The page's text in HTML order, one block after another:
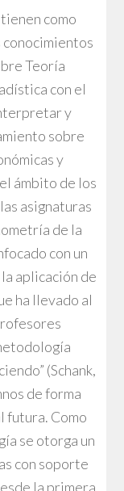
como
Teoría
con el
y
sobre
y
ámbito de los
asignaturas
de la
con un
aplicación de
ha llevado al
(Schank,
de forma
futura. Como
se otorga un
con soporte
la primera